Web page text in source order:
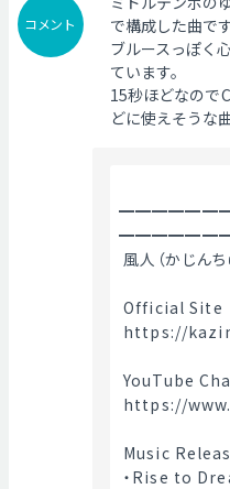
コメント
で構成した曲です
ブルースっぽく
ています。
15秒ほどなので
どに使えそうな
風人（かじん
Official Site
https://
YouTube
https://
Music
・Rise to